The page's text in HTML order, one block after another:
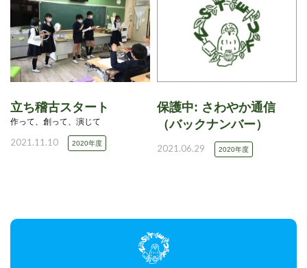
立ち稽古スタート
作って、創って、演じて
2021.11.10 2020年度
保護中: さわやか通信
（バックナンバー）
2021.06.29 2020年度